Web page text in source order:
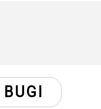
BUGI